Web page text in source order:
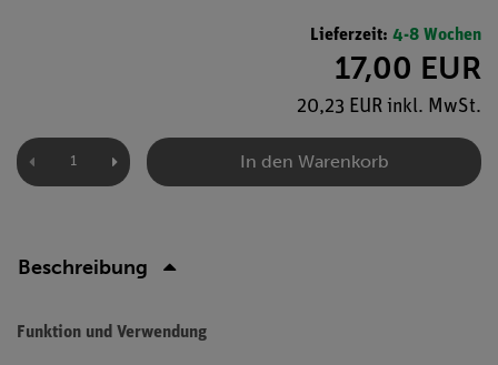
Lieferzeit: 4-8 Wochen
17,00 EUR
20,23 EUR inkl. MwSt.
In den Warenkorb
Beschreibung
Funktion und Verwendung